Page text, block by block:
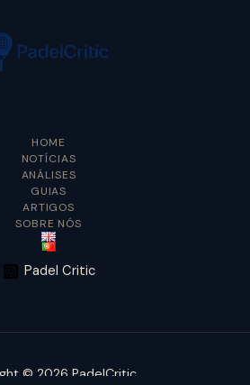
HOME
NOTÍCIAS
ANÁLISES
GUIAS
ARTIGOS
SOBRE NÓS
Padel Critic
© 2026 PadelCritic